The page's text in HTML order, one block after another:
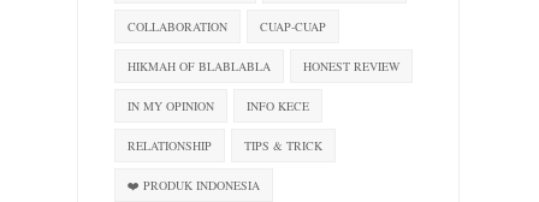
COLLABORATION CUAP-CUAP
HIKMAH OF BLABLABLA HONEST REVIEW
IN MY OPINION INFO KECE
RELATIONSHIP TIPS & TRICK
❤️ PRODUK INDONESIA